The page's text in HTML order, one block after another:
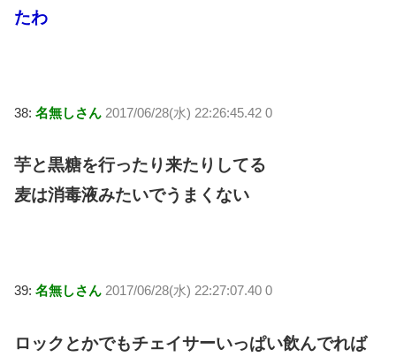
たわ
38: 名無しさん 2017/06/28(水) 22:26:45.42 0
芋と黒糖を行ったり来たりしてる
麦は消毒液みたいでうまくない
39: 名無しさん 2017/06/28(水) 22:27:07.40 0
ロックとかでもチェイサーいっぱい飲んでれば